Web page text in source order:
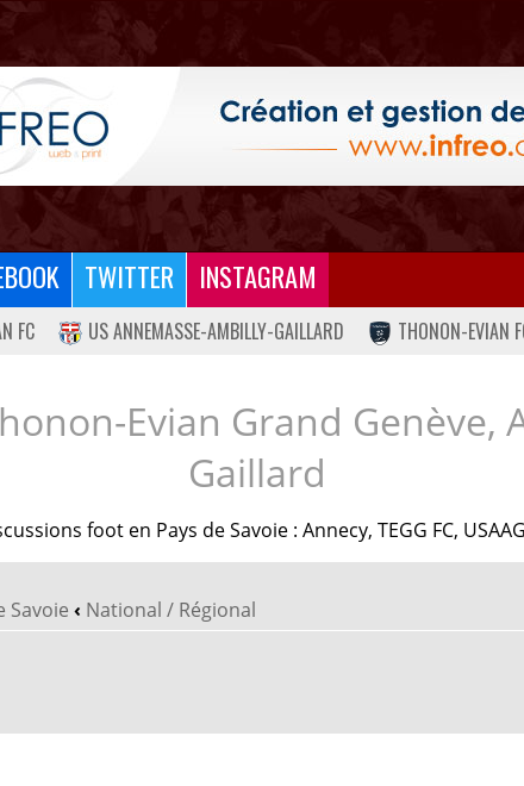
TWITTER INSTAGRAM
FC US ANNEMASSE-AMBILLY-GAILLARD THONON-EVIAN
Evian Grand Genève,
Gaillard
foot en Pays de Savoie : Annecy, TEGG FC,
Savoie ‹ National / Régional